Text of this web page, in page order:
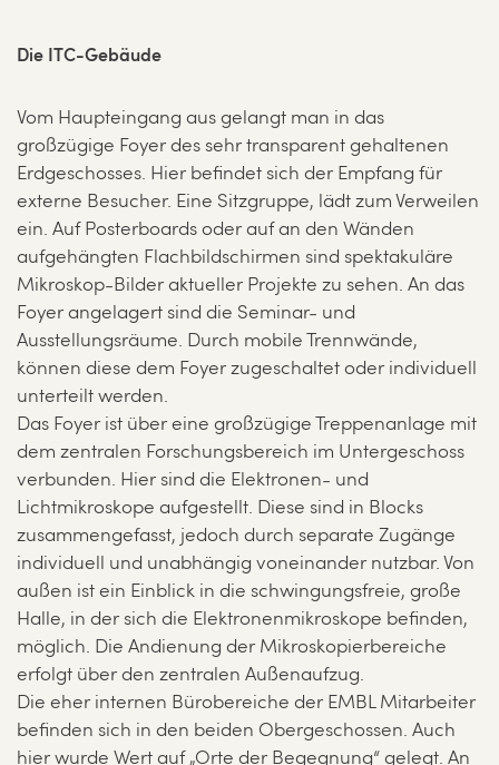
Die ITC-Gebäude
Vom Haupteingang aus gelangt man in das
großzügige Foyer des sehr transparent gehaltenen
Erdgeschosses. Hier befindet sich der Empfang für
externe Besucher. Eine Sitzgruppe, lädt zum Verweilen
ein. Auf Posterboards oder auf an den Wänden
aufgehängten Flachbildschirmen sind spektakuläre
Mikroskop-Bilder aktueller Projekte zu sehen. An das
Foyer angelagert sind die Seminar- und
Ausstellungsräume. Durch mobile Trennwände,
können diese dem Foyer zugeschaltet oder individuell
unterteilt werden.
Das Foyer ist über eine großzügige Treppenanlage mit
dem zentralen Forschungsbereich im Untergeschoss
verbunden. Hier sind die Elektronen- und
Lichtmikroskope aufgestellt. Diese sind in Blocks
zusammengefasst, jedoch durch separate Zugänge
individuell und unabhängig voneinander nutzbar. Von
außen ist ein Einblick in die schwingungsfreie, große
Halle, in der sich die Elektronenmikroskope befinden,
möglich. Die Andienung der Mikroskopierbereiche
erfolgt über den zentralen Außenaufzug.
Die eher internen Bürobereiche der EMBL Mitarbeiter
befinden sich in den beiden Obergeschossen. Auch
hier wurde Wert auf „Orte der Begegnung“ gelegt. An